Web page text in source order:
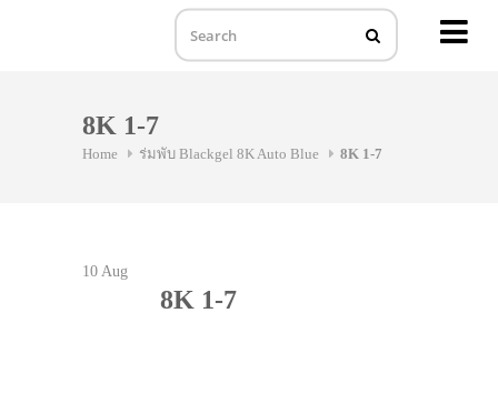
8K 1-7
Home ร่มพับ Blackgel 8K Auto Blue 8K 1-7
10 Aug
8K 1-7